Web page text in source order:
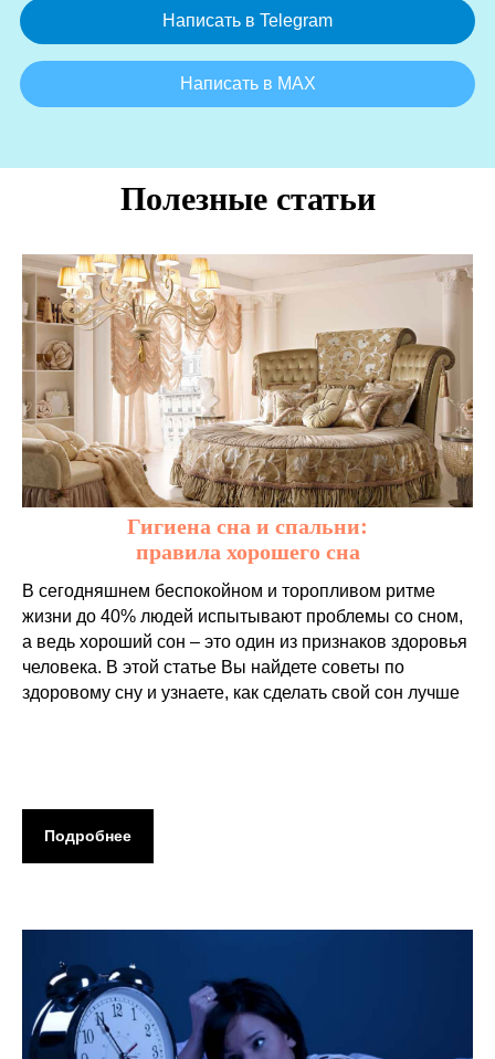
Написать в Telegram
Написать в MAX
Полезные статьи
Гигиена сна и спальни:
правила хорошего сна
В сегодняшнем беспокойном и торопливом ритме
жизни до 40% людей испытывают проблемы со сном,
а ведь хороший сон – это один из признаков здоровья
человека. В этой статье Вы найдете советы по
здоровому сну и узнаете, как сделать свой сон лучше
Подробнее